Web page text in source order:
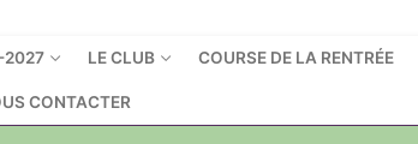
2027 LE CLUB COURSE DE LA RENTRÉE
CONTACTER